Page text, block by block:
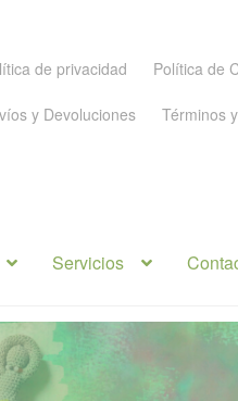
de privacidad Política de
y Devoluciones Términos
Servicios